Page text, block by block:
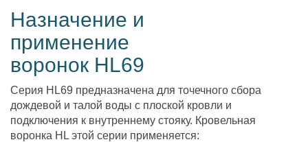
Назначение и
применение
воронок HL69
Серия HL69 предназначена для точечного сбора
дождевой и талой воды с плоской кровли и
подключения к внутреннему стояку. Кровельная
воронка HL этой серии применяется: